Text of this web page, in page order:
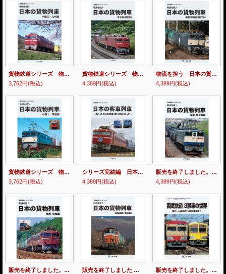
貨物鉄道シリーズ 物流を担う 日本の貨物列車 中国II・九州編 【DVD】
3,762円(税込)
貨物鉄道シリーズ 物流を担う 日本の貨物列車 東北編 (補訂版）【DVD】
4,389円(税込)
物流を担う 日本の貨物列車 中部・東海編（補訂版）【DVD】
4,389円(税込)
貨物鉄道シリーズ 物流を担う 日本の貨物列車 中国I・四国編 【DVD】
3,762円(税込)
シリーズ完結編 日本の客車列車〜12・14・24系客車 青い風を追って〜 【DVD】
4,389円(税込)
販売を終了しました。貨物鉄道シリーズ 物流を担う 日本の貨物列車 関東・甲信越編 【DVD】
4,389円(税込)
販売を終了しました。貨物鉄道シリーズ 物流を担う 日本の貨物列車 関西・北越編 【DVD】 販売を終了しました 物流を担う 日本の貨物列車 北海道編（補訂版）【DVD】 販売を終了しました。シリーズ 平成を走った車両たち 西武鉄道3扉車の世界〜懐かしい車両から現役車両まで〜【DVD】